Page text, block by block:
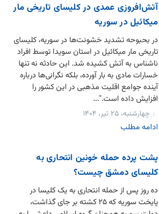
آتش‌افروزی عمدی در کلیسای تاریخی مار
میکائیل در سوریه
در بحبوحه تشدید خشونت‌ها در سوریه، کلیسای
تاریخی مار میکائیل در استان سویدا توسط افراد
ناشناس به آتش کشیده شد. این حادثه نه تنها
خسارات مادی به بار آورده، بلکه نگرانی‌ها درباره
آینده جوامع اقلیت مذهبی در این کشور را
افزایش داده است."...
چهارشنبه، ۲۵ تیر، ۱۴۰۴
ادامه مطلب
پشت پرده حمله خونین انتحاری به
کلیسای دمشق چیست؟
ده روز پس از حمله انتحاری به یک کلیسا در
پایخت سوریه که ۲۵ کشته بر جای گذاشت،